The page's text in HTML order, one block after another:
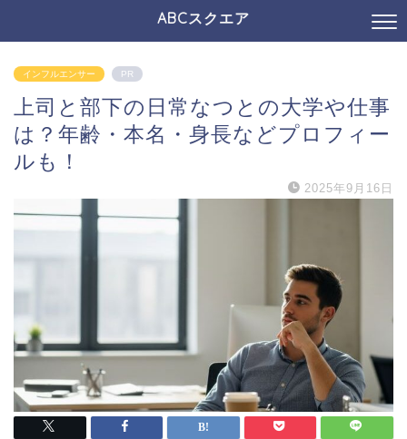
ABCスクエア
インフルエンサー PR
上司と部下の日常なつとの大学や仕事
は？年齢・本名・身長などプロフィー
ルも！
2025年9月16日